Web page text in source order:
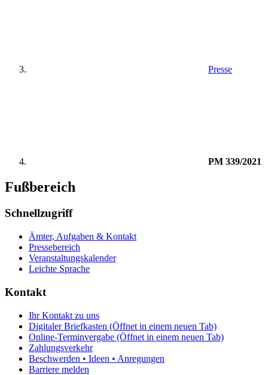
Presse
PM 339/2021
Fußbereich
Schnellzugriff
Ämter, Aufgaben & Kontakt
Pressebereich
Veranstaltungskalender
Leichte Sprache
Kontakt
Ihr Kontakt zu uns
Digitaler Briefkasten (Öffnet in einem neuen Tab)
Online-Terminvergabe (Öffnet in einem neuen Tab)
Zahlungsverkehr
Beschwerden • Ideen • Anregungen
Barriere melden